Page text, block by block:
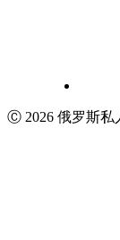
Ⓒ 2026 俄罗斯私